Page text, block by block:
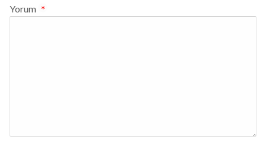
Yorum *